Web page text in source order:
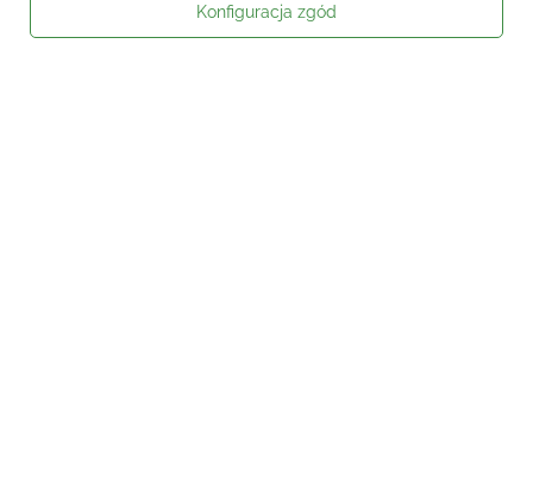
Moje zamówienie
Konfiguracja zgód